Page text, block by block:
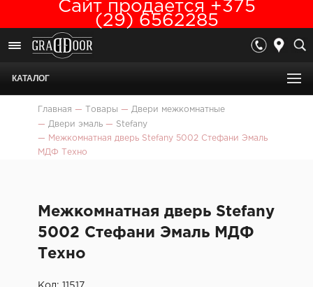
Сайт продается +375
(29) 6562285
КАТАЛОГ
Главная — Товары — Двери межкомнатные
— Двери эмаль — Stefany
—
Межкомнатная дверь Stefany 5002 Стефани Эмаль
МДФ Техно
Межкомнатная дверь Stefany
5002 Стефани Эмаль МДФ
Техно